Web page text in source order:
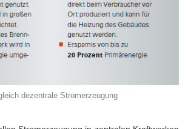
dezentrale Stromerzeugung